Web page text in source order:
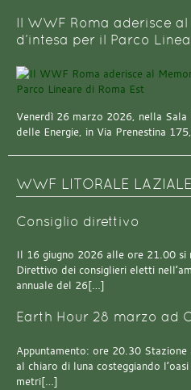
Il WWF Roma aderisce
d’intesa per il Parco
Venerdì 26 marzo 2026, nella Sala
delle Energie, in Via Prenestina
WWF LITORALE LAZIALE
Consiglio direttivo
Il 16 giugno 2026 alle ore 21.00 si
Direttivo dei consiglieri eletti
annuale del 26[…]
Earth Hour 28 marzo ad
Appuntamento: ore 20.30 Stazione
al chiaro di luna costeggiando
metri[…]